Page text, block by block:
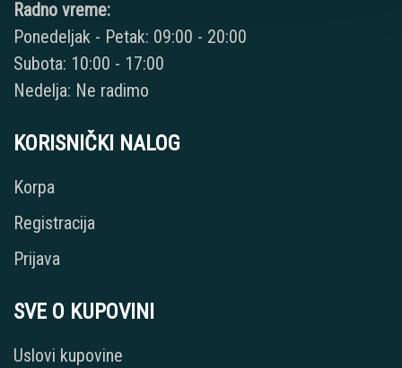
Radno vreme:
Ponedeljak - Petak: 09:00 - 20:00
Subota: 10:00 - 17:00
Nedelja: Ne radimo
KORISNIČKI NALOG
Korpa
Registracija
Prijava
SVE O KUPOVINI
Uslovi kupovine